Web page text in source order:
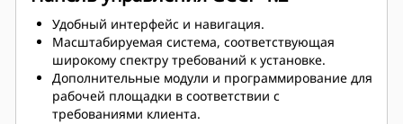
Удобный интерфейс и навигация.
Масштабируемая система, соответствующая
широкому спектру требований к установке.
Дополнительные модули и программирование для
рабочей площадки в соответствии с
требованиями клиента.